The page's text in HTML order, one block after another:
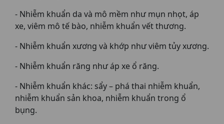
- Nhiễm khuẩn da và mô mềm như mụn nhọt, áp
xe, viêm mô tế bào, nhiễm khuẩn vết thương.
- Nhiễm khuẩn xương và khớp như viêm tủy xương.
- Nhiễm khuẩn răng như áp xe ổ răng.
- Nhiễm khuẩn khác: sẩy – phá thai nhiễm khuẩn,
nhiễm khuẩn sản khoa, nhiễm khuẩn trong ổ
bụng.